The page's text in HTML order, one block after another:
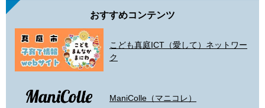
おすすめコンテンツ
こども真庭ICT（愛して）ネットワー
ク
ManiColle（マニコレ）